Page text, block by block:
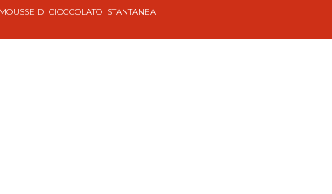
DI CIOCCOLATO ISTANTANEA